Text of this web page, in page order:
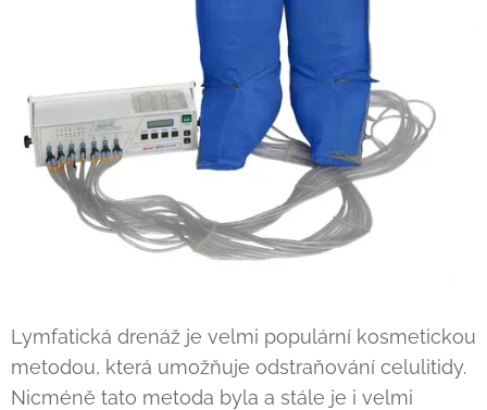
Lymfatická drenáž je velmi populární kosmetickou
metodou, která umožňuje odstraňování celulitidy.
Nicméně tato metoda byla a stále je i velmi